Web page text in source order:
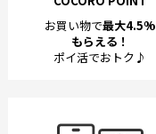
お買い物で最大4.5%
もらえる！
ポイ活でおトク♪